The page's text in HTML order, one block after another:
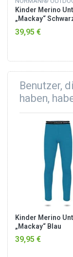
Kinder Merino
„Mackay“
39,95 €
Benutzer,
haben,
Kinder Merino
„Mackay“ Blau
39,95 €